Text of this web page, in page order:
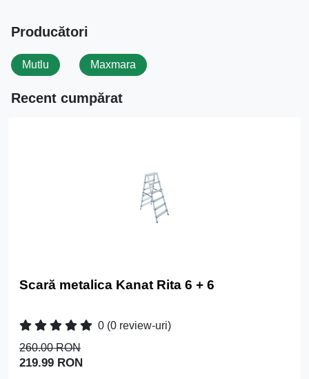
Producători
Mutlu Maxmara
Recent cumpărat
Scară metalica Kanat Rita 6 + 6
0 (0 review-uri)
260.00 RON
219.99 RON